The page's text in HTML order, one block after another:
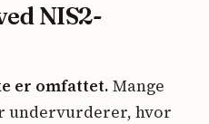
NIS2-
er omfattet. Mange
undervurderer, hvor